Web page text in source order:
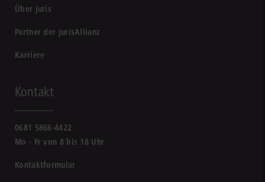
Über juris
Partner der jurisAllianz
Karriere
Kontakt
0681 5866-4422
Mo - Fr von 8 bis 18 Uhr
Kontaktformular